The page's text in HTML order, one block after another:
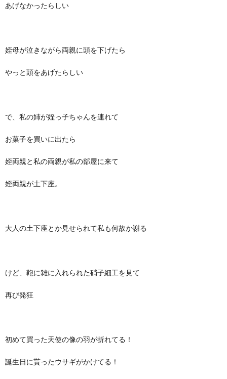
あげなかったらしい
姪母が泣きながら両親に頭を下げたら
やっと頭をあげたらしい
で、私の姉が姪っ子ちゃんを連れて
お菓子を買いに出たら
姪両親と私の両親が私の部屋に来て
姪両親が土下座。
大人の土下座とか見せられて私も何故か謝る
けど、鞄に雑に入れられた硝子細工を見て
再び発狂
初めて買った天使の像の羽が折れてる！
誕生日に貰ったウサギがかけてる！